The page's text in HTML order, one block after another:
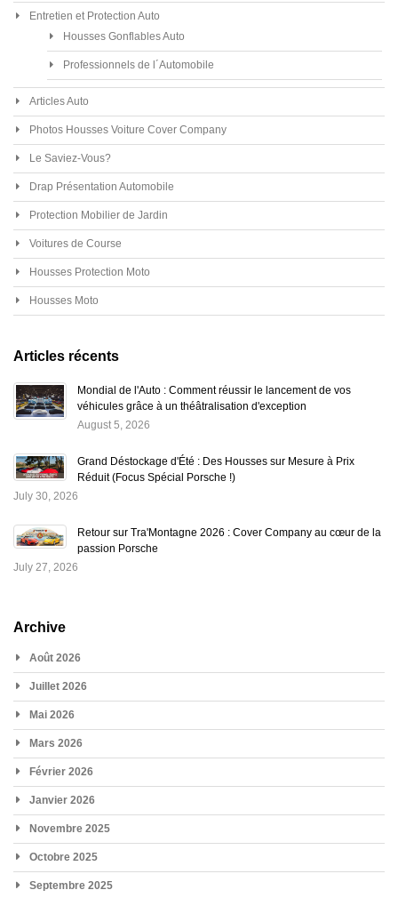
Entretien et Protection Auto
Housses Gonflables Auto
Professionnels de l´Automobile
Articles Auto
Photos Housses Voiture Cover Company
Le Saviez-Vous?
Drap Présentation Automobile
Protection Mobilier de Jardin
Voitures de Course
Housses Protection Moto
Housses Moto
Articles récents
Mondial de l'Auto : Comment réussir le lancement de vos
véhicules grâce à un théâtralisation d'exception
August 5, 2026
Grand Déstockage d'Été : Des Housses sur Mesure à Prix
Réduit (Focus Spécial Porsche !)
July 30, 2026
Retour sur Tra'Montagne 2026 : Cover Company au cœur de la
passion Porsche
July 27, 2026
Archive
Août 2026
Juillet 2026
Mai 2026
Mars 2026
Février 2026
Janvier 2026
Novembre 2025
Octobre 2025
Septembre 2025